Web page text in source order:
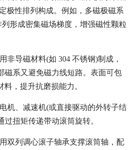
极性排列构成。例如，多磁极磁系
形成密集磁场梯度，增强磁性颗粒
非导磁材料(如 304 不锈钢)制成，
磁系又避免磁力线短路。表面可包
，提升抗磨损能力。
机、减速机(或直接驱动的外转子结
过扭矩传递带动滚筒旋转。
双列调心滚子轴承支撑滚筒轴，配